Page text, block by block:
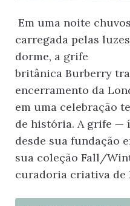
Em uma noite
carregada pelas
dorme, a grife
britânica Burberry
encerramento da
em uma celebração
de história. A grife —
desde sua fundação
sua coleção Fall/
curadoria criativa de